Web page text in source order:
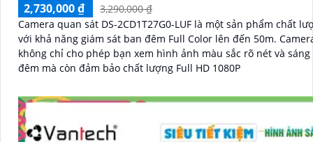
2,730,000 ₫
3,290,000 ₫
Camera quan sát DS-2CD1T27G0-LUF là một sản phẩm chất
với khả năng giám sát ban đêm Full Color lên đến 50m. Camera này
không chỉ cho phép bạn xem hình ảnh màu sắc rõ nét và
đêm mà còn đảm bảo chất lượng Full HD 1080P